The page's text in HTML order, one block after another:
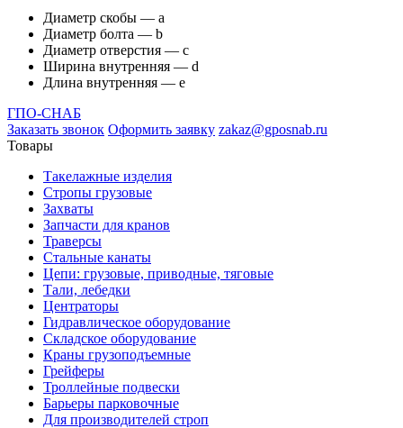
Диаметр скобы — а
Диаметр болта — b
Диаметр отверстия — с
Ширина внутренняя — d
Длина внутренняя — е
ГПО-СНАБ
Заказать звонок Оформить заявку zakaz@gposnab.ru
Товары
Такелажные изделия
Стропы грузовые
Захваты
Запчасти для кранов
Траверсы
Стальные канаты
Цепи: грузовые, приводные, тяговые
Тали, лебедки
Центраторы
Гидравлическое оборудование
Складское оборудование
Краны грузоподъемные
Грейферы
Троллейные подвески
Барьеры парковочные
Для производителей строп